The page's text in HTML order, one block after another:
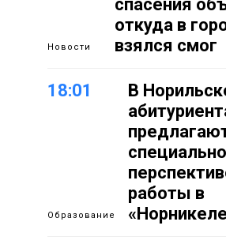
Новости
спасения
откуда в
взялся смог
18:01
Образование
В
работы в